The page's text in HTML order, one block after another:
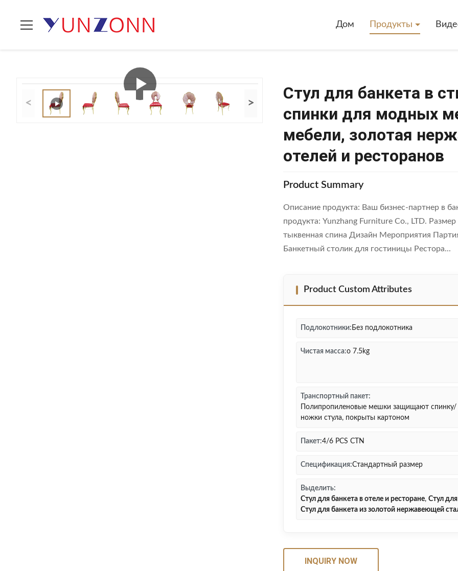
Дом Продукты
Домой > продукты >
свадьбы
< >
Стул для банкета в
спинки для модных
мебели, золотая
отелей и ресторанов
Product Summary
Описание продукта: Ваш бизнес-партнер в
продукта: Yunzhang Furniture Co., LTD.
тыквенная спина Дизайн Мероприятия
Банкетный столик для гостиницы Рестора...
Product Custom Attributes
Подлокотники: Без подлокотника
Чистая масса:о 7.5kg
Транспортный пакет:
Полипропиленовые мешки защищают спинку/
ножки стула, покрыты картоном
Пакет:4/6 PCS CTN
Спецификация:Стандартный размер
Выделить:
Стул для банкета в отеле и ресторане, Стул
Стул для банкета из золотой нержавеющей
INQUIRY NOW